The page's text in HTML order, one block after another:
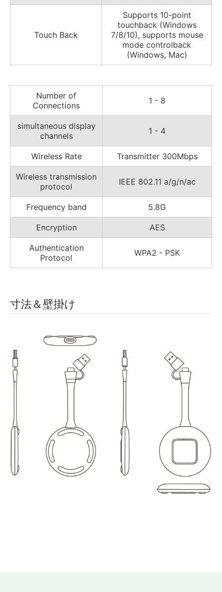
Touch Back
Supports 10-point
touchback (Windows
7/8/10), supports mouse
mode controlback
(Windows, Mac)
Number of
Connections
1 - 8
simultaneous display
channels
1 - 4
Wireless Rate Transmitter 300Mbps
Wireless transmission
protocol
IEEE 802.11 a/g/n/ac
Frequency band 5.8G
Encryption AES
Authentication
Protocol
WPA2 - PSK
寸法＆壁掛け